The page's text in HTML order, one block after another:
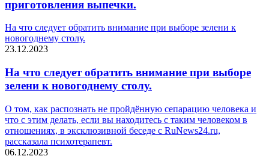
приготовления выпечки.
На что следует обратить внимание при выборе зелени к
новогоднему столу.
23.12.2023
На что следует обратить внимание при выборе
зелени к новогоднему столу.
О том, как распознать не пройдённую сепарацию человека и
что с этим делать, если вы находитесь с таким человеком в
отношениях, в эксклюзивной беседе с RuNews24.ru,
рассказала психотерапевт.
06.12.2023